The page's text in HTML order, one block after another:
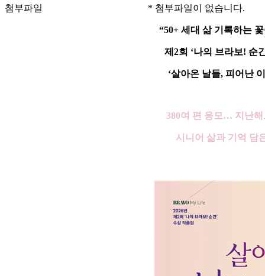
첨부파일 * 첨부파일이 없습니다.
“50+ 세대 삶 기록하는
제 2회 ‘나의 브라보! 순
‘살아온 날들, 피어난
380여 편 응모… 지난
시니어 삶과 기억 담